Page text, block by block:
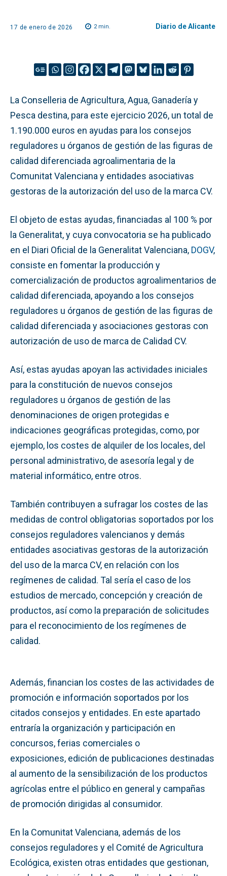
17 de enero de 2026 2min. Diario de Alicante
La Conselleria de Agricultura, Agua, Ganadería y
Pesca destina, para este ejercicio 2026, un total de
1.190.000 euros en ayudas para los consejos
reguladores u órganos de gestión de las figuras de
calidad diferenciada agroalimentaria de la
Comunitat Valenciana y entidades asociativas
gestoras de la autorización del uso de la marca CV.
El objeto de estas ayudas, financiadas al 100 % por
la Generalitat, y cuya convocatoria se ha publicado
en el Diari Oficial de la Generalitat Valenciana, DOGV,
consiste en fomentar la producción y
comercialización de productos agroalimentarios de
calidad diferenciada, apoyando a los consejos
reguladores u órganos de gestión de las figuras de
calidad diferenciada y asociaciones gestoras con
autorización de uso de marca de Calidad CV.
Así, estas ayudas apoyan las actividades iniciales
para la constitución de nuevos consejos
reguladores u órganos de gestión de las
denominaciones de origen protegidas e
indicaciones geográficas protegidas, como, por
ejemplo, los costes de alquiler de los locales, del
personal administrativo, de asesoría legal y de
material informático, entre otros.
También contribuyen a sufragar los costes de las
medidas de control obligatorias soportados por los
consejos reguladores valencianos y demás
entidades asociativas gestoras de la autorización
del uso de la marca CV, en relación con los
regímenes de calidad. Tal sería el caso de los
estudios de mercado, concepción y creación de
productos, así como la preparación de solicitudes
para el reconocimiento de los regímenes de
calidad.
Además, financian los costes de las actividades de
promoción e información soportados por los
citados consejos y entidades. En este apartado
entraría la organización y participación en
concursos, ferias comerciales o
exposiciones, edición de publicaciones destinadas
al aumento de la sensibilización de los productos
agrícolas entre el público en general y campañas
de promoción dirigidas al consumidor.
En la Comunitat Valenciana, además de los
consejos reguladores y el Comité de Agricultura
Ecológica, existen otras entidades que gestionan,